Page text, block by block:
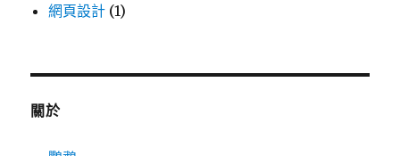
網頁設計 (1)
關於